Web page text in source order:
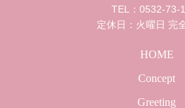
TEL： 0532-73-
定休日：火曜日 完
HOME
Concept
Greeting